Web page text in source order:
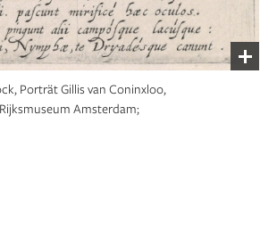
Porträt Gillis van Coninxloo,
Rijksmuseum Amsterdam;